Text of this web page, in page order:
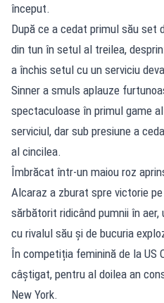
început.
După ce a cedat primul său set
din tun în setul al treilea,
a închis setul cu un serviciu
Sinner a smuls aplauze
spectaculoase în primul game
serviciul, dar sub presiune a
al cincilea.
Îmbrăcat într-un maiou roz
Alcaraz a zburat spre victorie
sărbătorit ridicând pumnii în
cu rivalul său și de bucuria
În competiția feminină de la US
câștigat, pentru al doilea an
New York.